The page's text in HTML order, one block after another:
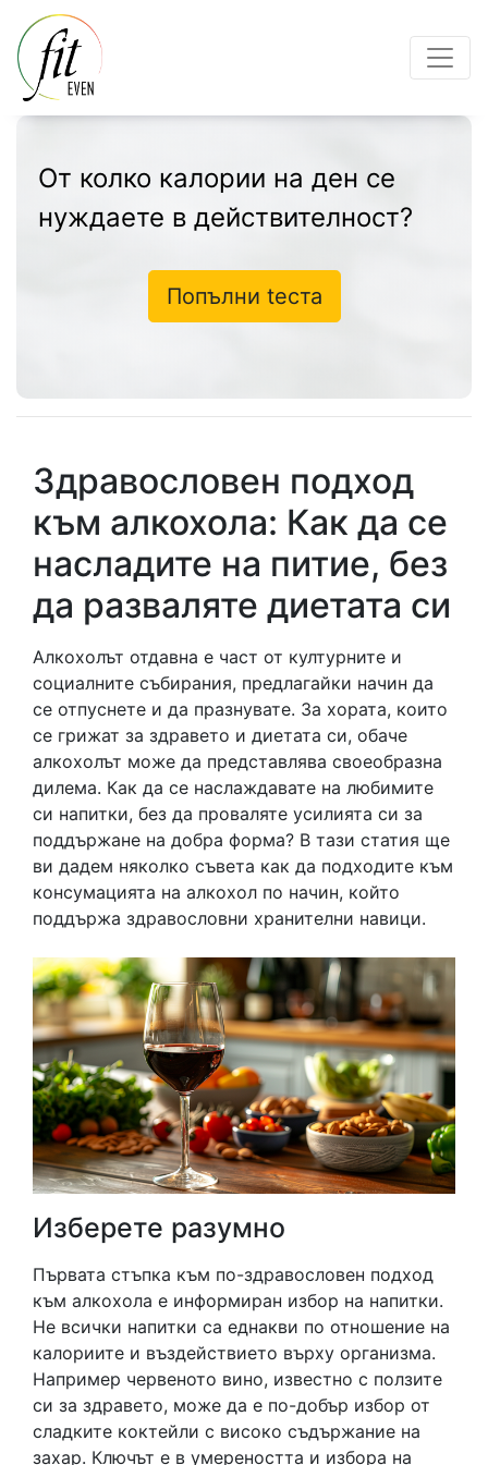
От колко калории на ден се
нуждаете в действителност?
Попълни tеста
Здравословен подход
към алкохола: Как да се
насладите на питие, без
да разваляте диетата си
Алкохолът отдавна е част от културните и
социалните събирания, предлагайки начин да
се отпуснете и да празнувате. За хората, които
се грижат за здравето и диетата си, обаче
алкохолът може да представлява своеобразна
дилема. Как да се наслаждавате на любимите
си напитки, без да проваляте усилията си за
поддържане на добра форма? В тази статия ще
ви дадем няколко съвета как да подходите към
консумацията на алкохол по начин, който
поддържа здравословни хранителни навици.
Изберете разумно
Първата стъпка към по-здравословен подход
към алкохола е информиран избор на напитки.
Не всички напитки са еднакви по отношение на
калориите и въздействието върху организма.
Например червеното вино, известно с ползите
си за здравето, може да е по-добър избор от
сладките коктейли с високо съдържание на
захар. Ключът е в умереността и избора на